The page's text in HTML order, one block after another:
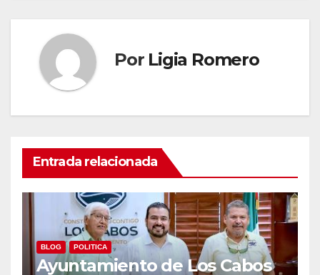
Por Ligia Romero
Entrada relacionada
BLOG POLITICA
Ayuntamiento de Los Cabos